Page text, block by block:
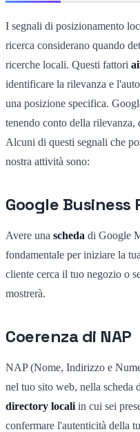
I segnali di posizionamento
ricerca considerano quando
ricerche locali. Questi fattori
identificare la rilevanza e
una posizione specifica.
tenendo conto della rilevanza,
Alcuni di questi segnali che
nostra attività sono:
Google Business
Avere una scheda di Google
fondamentale per iniziare la
cliente cerca il tuo negozio o
mostrerà.
Coerenza di NAP
NAP (Nome, Indirizzo e
nel tuo sito web, nella scheda
directory locali in cui sei
confermare l'autenticità della